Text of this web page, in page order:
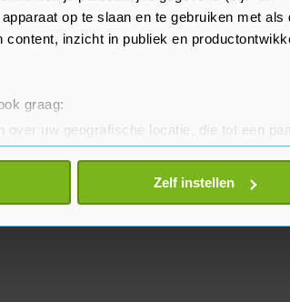
op te slaan en te gebruiken met
content, inzicht in publiek en
graag:
over uw geografische locatie, die tot een
door het actief te scannen op specifieke
gegevens worden verwerkt en stel
of intrekken in de Cookieverklaring.
Zelf instellen
dit weekeinde de koning van